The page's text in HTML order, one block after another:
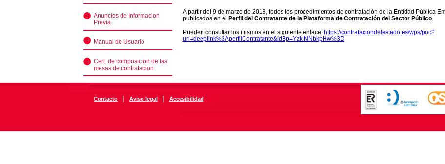
Anuncios de Informacion
Previa
Manual de Usuario
Cert. de composicion de las
mesas de contratacion
A partir del 9 de marzo de 2018, todos los procedimientos de contratación de la Entidad Pública
publicados en el
Perfil del Contratante de la Plataforma de Contratación del Sector Público.
Pueden consultar los mismos en el siguiente enlace: https://contrataciondelestado.es/wps/poc?
uri=deeplink%3AperfilContratante&idBp=YzklNNbkpHw%3D
Contacto | Aviso legal | Accesibilidad